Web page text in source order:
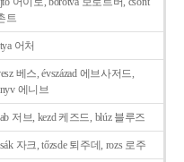
트
어처
베스, évszázad 에브사저드,
에니브
저브, kezd 케즈드, blúz 블루즈
자크, tőzsde 퇴주데, rozs 로주